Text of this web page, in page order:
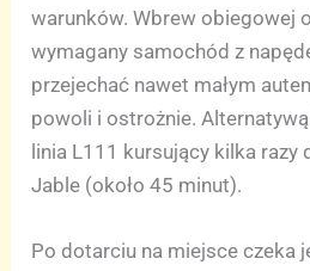
warunków. Wbrew obiegowej
wymagany samochód z
przejechać nawet małym
powoli i ostrożnie.
linia L111 kursujący kilka razy
Jable (około 45 minut).
Po dotarciu na miejsce czeka